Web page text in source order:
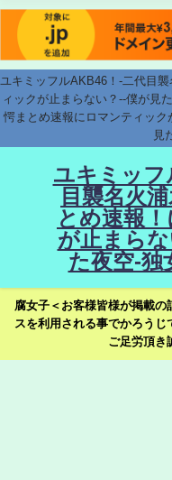
ユキミッフルAKB46！-二代目
ィックが止まらない？--僕が見
愕まとめ速報にロマンティッ
見
ユキミッフ
目襲名火
とめ速報
が止まら
た夜空-独
腐女子＜お客様皆様が掲載
スを利用される事でかろう
ご足労頂き